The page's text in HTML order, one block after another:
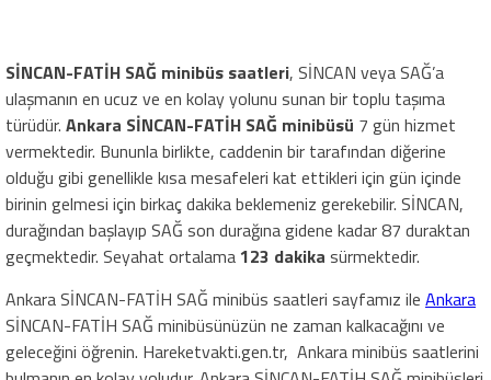
SİNCAN-FATİH SAĞ minibüs saatleri, SİNCAN veya SAĞ’a
ulaşmanın en ucuz ve en kolay yolunu sunan bir toplu taşıma
türüdür. Ankara SİNCAN-FATİH SAĞ minibüsü 7 gün hizmet
vermektedir. Bununla birlikte, caddenin bir tarafından diğerine
olduğu gibi genellikle kısa mesafeleri kat ettikleri için gün içinde
birinin gelmesi için birkaç dakika beklemeniz gerekebilir. SİNCAN,
durağından başlayıp SAĞ son durağına gidene kadar 87 duraktan
geçmektedir. Seyahat ortalama 123 dakika sürmektedir.
Ankara SİNCAN-FATİH SAĞ minibüs saatleri sayfamız ile Ankara
SİNCAN-FATİH SAĞ minibüsünüzün ne zaman kalkacağını ve
geleceğini öğrenin. Hareketvakti.gen.tr, Ankara minibüs saatlerini